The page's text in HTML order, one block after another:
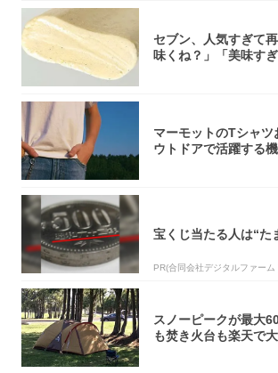
セブン、人気すぎて
味くね？」「美味す
マーモットのTシャ
ウトドアで活躍する
宝くじ当たる人は“た
PR(合同会社デジタルファーム
スノーピークが最大
も焚き火台も楽天で